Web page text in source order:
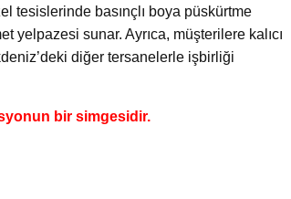
tesislerinde basınçlı boya püskürtme
sunar. Ayrıca, müşterilere kalıcı
diğer tersanelerle işbirliği
bir simgesidir.